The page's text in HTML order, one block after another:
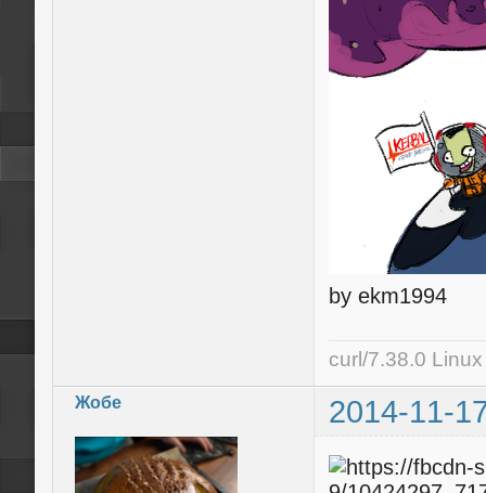
by ekm1994
curl/7.38.0
Жобе 2014-11-